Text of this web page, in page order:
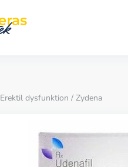
Erektil dysfunktion / Zydena